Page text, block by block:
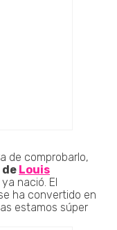
de comprobarlo,
de Louis
ya nació. El
ha convertido en
estamos súper